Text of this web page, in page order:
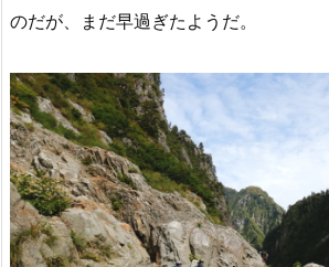
のだが、まだ早過ぎたようだ。